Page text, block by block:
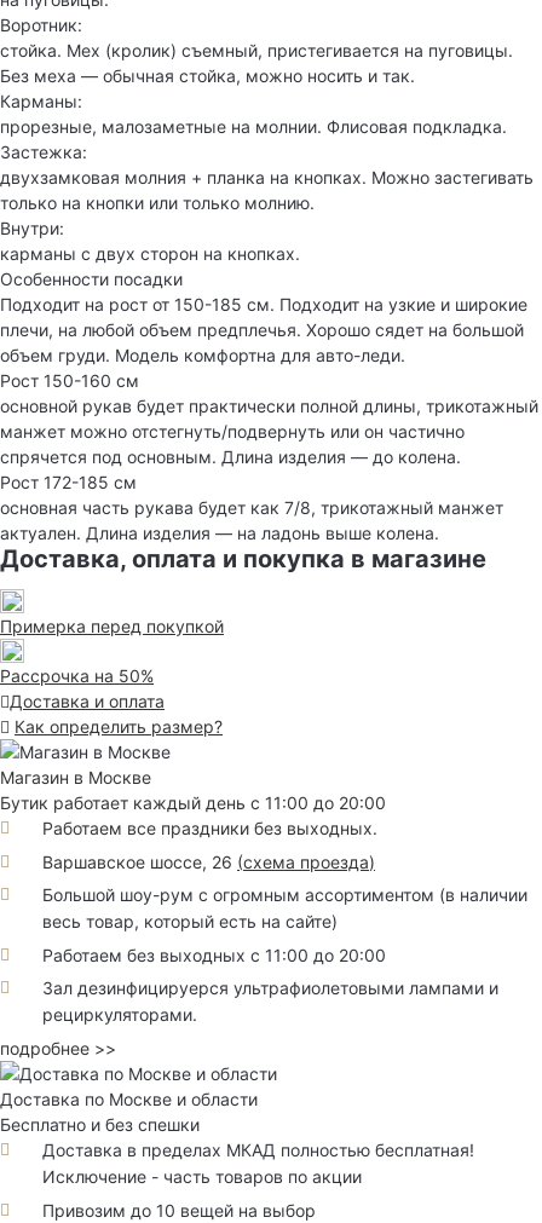
Воротник:
стойка. Мех (кролик) съемный, пристегивается на пуговицы.
Без меха — обычная стойка, можно носить и так.
Карманы:
прорезные, малозаметные на молнии. Флисовая подкладка.
Застежка:
двухзамковая молния + планка на кнопках. Можно застегивать
только на кнопки или только молнию.
Внутри:
карманы с двух сторон на кнопках.
Особенности посадки
Подходит на рост от 150-185 см. Подходит на узкие и широкие
плечи, на любой объем предплечья. Хорошо сядет на большой
объем груди. Модель комфортна для авто-леди.
Рост 150-160 см
основной рукав будет практически полной длины, трикотажный
манжет можно отстегнуть/подвернуть или он частично
спрячется под основным. Длина изделия — до колена.
Рост 172-185 см
основная часть рукава будет как 7/8, трикотажный манжет
актуален. Длина изделия — на ладонь выше колена.
Доставка, оплата и покупка в магазине
Примерка перед покупкой
Рассрочка на 50%
Доставка и оплата
Как определить размер?
Магазин в Москве
Бутик работает каждый день с 11:00 до 20:00
Работаем все праздники без выходных.
Варшавское шоссе, 26 (схема проезда)
Большой шоу-рум с огромным ассортиментом (в наличии
весь товар, который есть на сайте)
Работаем без выходных с 11:00 до 20:00
Зал дезинфицируерся ультрафиолетовыми лампами и
рециркуляторами.
подробнее >>
Доставка по Москве и области
Бесплатно и без спешки
Доставка в пределах МКАД полностью бесплатная!
Исключение - часть товаров по акции
Привозим до 10 вещей на выбор